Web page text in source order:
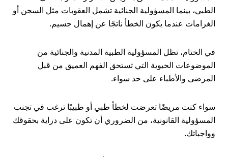
الطبي، بينما المسؤولية الجنائية تشمل العقوبات مثل السجن أو
الغرامات عندما يكون الخطأ ناتجًا عن إهمال جسيم.
في الختام، تظل المسؤولية الطبية المدنية والجنائية من
الموضوعات الحيوية التي تستحق الفهم العميق من قبل
المرضى والأطباء على حد سواء.
سواء كنت مريضًا تعرضت لخطأ طبي أو طبيبًا ترغب في تجنب
المسؤولية القانونية، من الضروري أن تكون على دراية بحقوقك
وواجباتك.